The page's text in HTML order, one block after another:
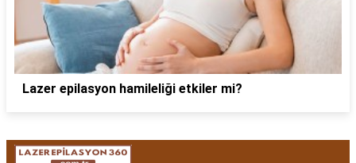
Lazer epilasyon hamileliği etkiler mi?